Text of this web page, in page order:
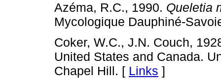
Azéma, R.C., 1990. Queletia
Mycologique Dauphiné-
Coker, W.C., J.N. Couch,
United States and Canada.
Chapel Hill. [ Links ]